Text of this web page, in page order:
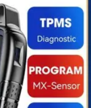
y Estrategias